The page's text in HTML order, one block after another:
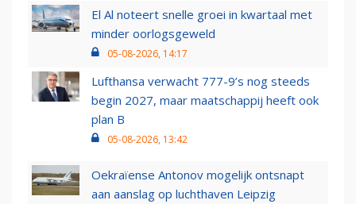
El Al noteert snelle groei in kwartaal met
minder oorlogsgeweld
05-08-2026, 14:17
Lufthansa verwacht 777-9’s nog steeds
begin 2027, maar maatschappij heeft ook
plan B
05-08-2026, 13:42
Oekraïense Antonov mogelijk ontsnapt
aan aanslag op luchthaven Leipzig